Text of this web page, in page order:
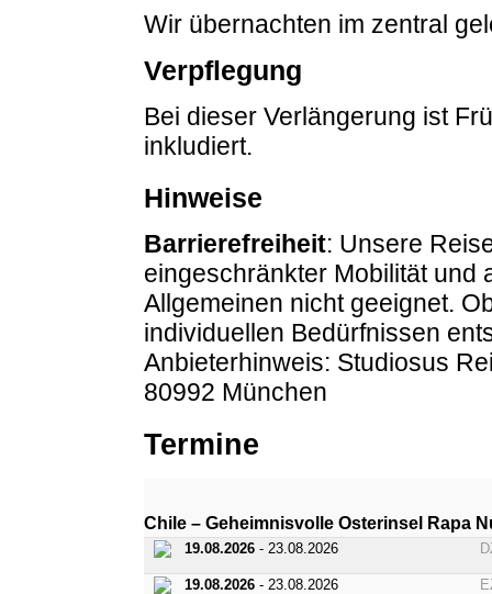
Wir übernachten im zentral
Verpflegung
Bei dieser Verlängerung ist
inkludiert.
Hinweise
Barrierefreiheit: Unsere
eingeschränkter Mobilität und
Allgemeinen nicht geeignet.
individuellen Bedürfnissen
Anbieterhinweis: Studiosus
80992 München
Termine
Chile – Geheimnisvolle Osterinsel Rapa
19.08.2026- 23.08.2026
19.08.2026- 23.08.2026